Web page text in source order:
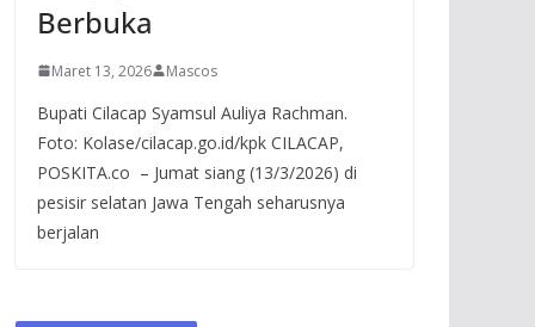
Berbuka
Maret 13, 2026 Mascos
Bupati Cilacap Syamsul Auliya Rachman.
Foto: Kolase/cilacap.go.id/kpk CILACAP,
POSKITA.co – Jumat siang (13/3/2026) di
pesisir selatan Jawa Tengah seharusnya
berjalan